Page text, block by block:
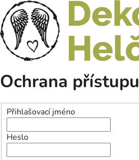
Ochrana přístupu
Přihlašovací jméno
Heslo